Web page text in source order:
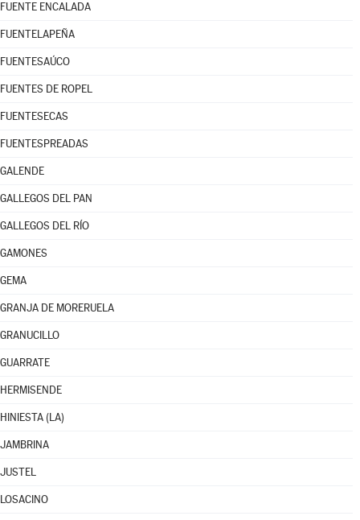
FUENTE ENCALADA
FUENTELAPEÑA
FUENTESAÚCO
FUENTES DE ROPEL
FUENTESECAS
FUENTESPREADAS
GALENDE
GALLEGOS DEL PAN
GALLEGOS DEL RÍO
GAMONES
GEMA
GRANJA DE MORERUELA
GRANUCILLO
GUARRATE
HERMISENDE
HINIESTA (LA)
JAMBRINA
JUSTEL
LOSACINO